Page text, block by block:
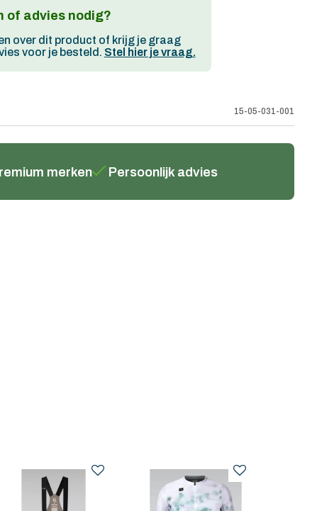
of advies nodig?
over dit product of krijg je graag
voor je besteld. Stel hier je vraag.
15-05-031-001
merken Persoonlijk advies